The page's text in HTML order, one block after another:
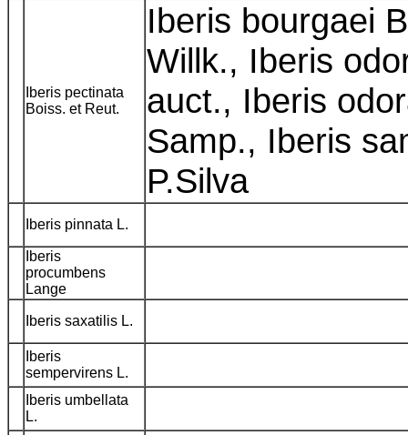
Iberis pectinata
Boiss. et Reut.
Iberis bourgaei
Willk., Iberis
auct., Iberis
Samp., Iberis
P.Silva
Iberis pinnata L.
Iberis
procumbens
Lange
Iberis saxatilis L.
Iberis
sempervirens L.
Iberis umbellata
L.